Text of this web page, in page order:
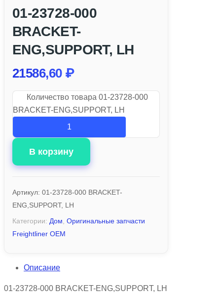
01-23728-000
BRACKET-
ENG,SUPPORT, LH
21586,60 ₽
Количество товара 01-23728-000
BRACKET-ENG,SUPPORT, LH
В корзину
Артикул: 01-23728-000 BRACKET-
ENG,SUPPORT, LH
Категории: Дом Оригинальные запчасти
Freightliner OEM
Описание
01-23728-000 BRACKET-ENG,SUPPORT, LH